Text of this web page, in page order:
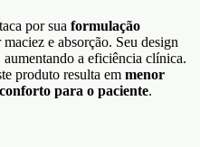
por sua formulação
e absorção. Seu design
a eficiência clínica.
produto resulta em menor
para o paciente.